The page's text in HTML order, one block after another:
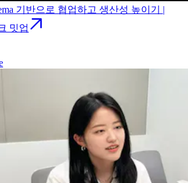
기반으로 협업하고 생산성 높이기 |
밋업